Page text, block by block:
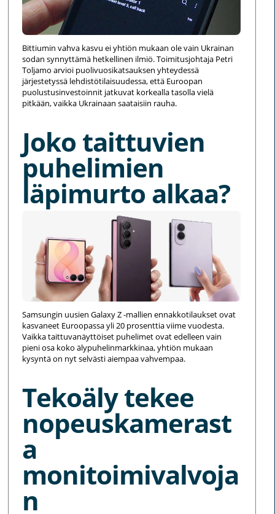
Bittiumin vahva kasvu ei yhtiön mukaan ole vain Ukrainan
sodan synnyttämä hetkellinen ilmiö. Toimitusjohtaja Petri
Toljamo arvioi puolivuosikatsauksen yhteydessä
järjestetyssä lehdistötilaisuudessa, että Euroopan
puolustusinvestoinnit jatkuvat korkealla tasolla vielä
pitkään, vaikka Ukrainaan saataisiin rauha.
Joko taittuvien
puhelimien
läpimurto alkaa?
Samsungin uusien Galaxy Z -mallien ennakkotilaukset ovat
kasvaneet Euroopassa yli 20 prosenttia viime vuodesta.
Vaikka taittuvanäyttöiset puhelimet ovat edelleen vain
pieni osa koko älypuhelinmarkkinaa, yhtiön mukaan
kysyntä on nyt selvästi aiempaa vahvempaa.
Tekoäly tekee
nopeuskamerast
a
monitoimivalvoja
n